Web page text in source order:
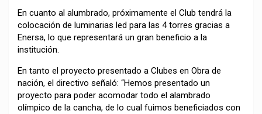
En cuanto al alumbrado, próximamente el Club tendrá la
colocación de luminarias led para las 4 torres gracias a
Enersa, lo que representará un gran beneficio a la
institución.
En tanto el proyecto presentado a Clubes en Obra de
nación, el directivo señaló: “Hemos presentado un
proyecto para poder acomodar todo el alambrado
olímpico de la cancha, de lo cual fuimos beneficiados con